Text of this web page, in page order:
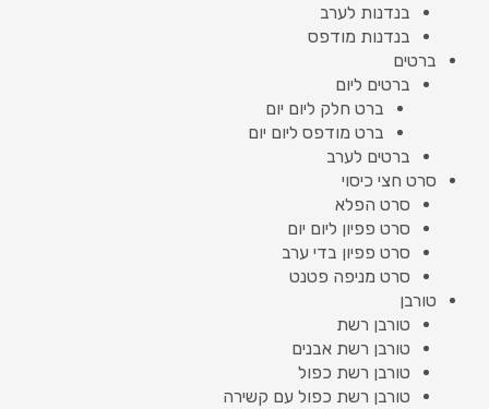
בנדנות לערב
בנדנות מודפס
ברטים
ברטים ליום
ברט חלק ליום יום
ברט מודפס ליום יום
ברטים לערב
סרט חצי כיסוי
סרט הפלא
סרט פפיון ליום יום
סרט פפיון בדי ערב
סרט מניפה פטנט
טורבן
טורבן רשת
טורבן רשת אבנים
טורבן רשת כפול
טורבן רשת כפול עם קשירה